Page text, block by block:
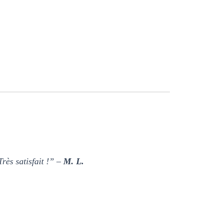
satisfait !” – M. L.